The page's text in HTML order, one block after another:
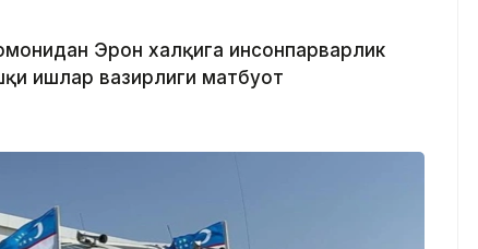
Эрон халқига инсонпарварлик
ишлар вазирлиги матбуот